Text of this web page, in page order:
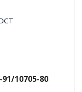
10705-80